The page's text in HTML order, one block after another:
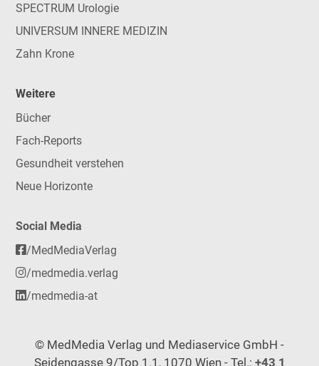
SPECTRUM Urologie
UNIVERSUM INNERE MEDIZIN
Zahn Krone
Weitere
Bücher
Fach-Reports
Gesundheit verstehen
Neue Horizonte
Social Media
/MedMediaVerlag
/medmedia.verlag
/medmedia-at
© MedMedia Verlag und Mediaservice GmbH -
Seidengasse 9/Top 1.1, 1070 Wien - Tel.: +43 1